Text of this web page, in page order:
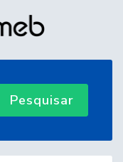
Pesquisar